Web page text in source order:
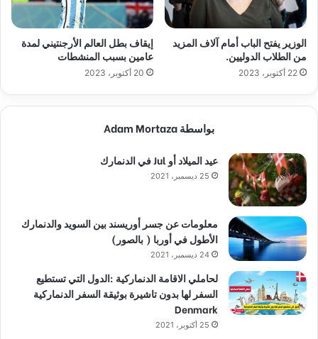
الوزير يفتح الباب أمام آلاف المزيد
من الطلاب الدوليين.
22 أكتوبر، 2023
إيقاف بطل العالم الأرجنتيني لمدة
عامين بسبب المنشطات
20 أكتوبر، 2023
بواسطة Adam Mortaza
عيد الميلاد أو Jul في الدنمارك
25 ديسمبر، 2021
معلومات عن جسر أوريسند بين السويد والدنمارك
الأطول في أوربا ( بالصور)
24 ديسمبر، 2021
لحاملي الاقامة الدنماركية :الدول التي تستطيع
السفر لها بدون تاشيرة بوثيقة السفر الدنماركية
Denmark
25 أكتوبر، 2021